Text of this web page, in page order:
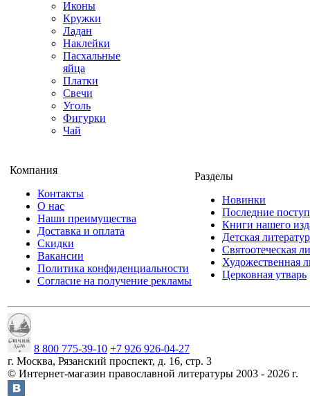
Иконы
Кружки
Ладан
Наклейки
Пасхальные
яйца
Платки
Свечи
Уголь
Фигурки
Чай
Компания
Контакты
О нас
Наши преимущества
Доставка и оплата
Скидки
Вакансии
Политика конфиденциальности
Согласие на получение рекламы
Разделы
Новинки
Последние
Книги нашего
Детская
Святоотеческая
Художественная
Церковная утварь
8 800 775-39-10 +7 926 926-04-27
г. Москва, Рязанский проспект, д. 16, стр. 3
© Интернет-магазин православной литературы 2003 - 2026 г.